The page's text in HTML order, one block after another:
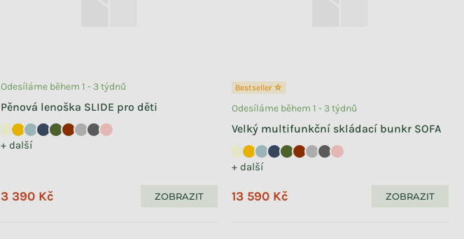
Pěnová lenoška SLIDE pro děti
+ další
Odesíláme během 1 - 3 týdnů
3 390 Kč ZOBRAZIT
Bestseller ☆
Velký multifunkční skládací bunkr SOFA
+ další
Odesíláme během 1 - 3 týdnů
13 590 Kč ZOBRAZIT